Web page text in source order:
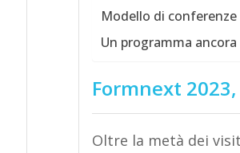
Modello di
Un programma ancora
Formnext
Oltre la metà dei